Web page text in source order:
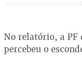
No relatório, a PF
percebeu o